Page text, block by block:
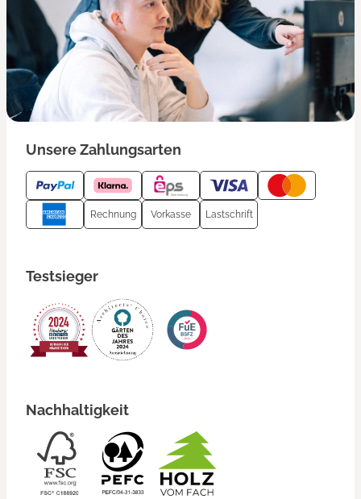
Unsere Zahlungsarten
Rechnung Vorkasse Lastschrift
Testsieger
Nachhaltigkeit